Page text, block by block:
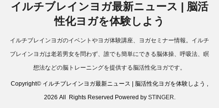
イルチブレインヨガ最新ニュース | 脳活
性化ヨガを体験しよう
イルチブレインヨガのイベントやヨガ体験講座、ヨガセミナー情報。イルチ
ブレインヨガは老若男女を問わず、誰でも簡単にできる脳体操、呼吸法、瞑
想法などの脳トレーニングを提供する脳活性化ヨガです。
Copyright© イルチブレインヨガ最新ニュース | 脳活性化ヨガを体験しよう ,
2026 All Rights Reserved Powered by STINGER.